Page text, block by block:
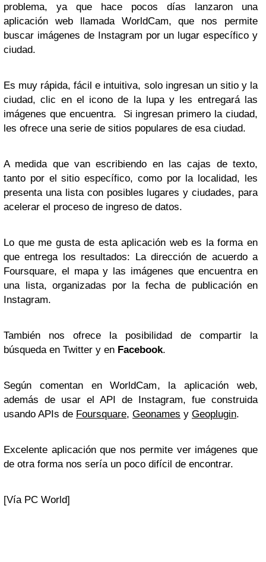
problema, ya que hace pocos días lanzaron una
aplicación web llamada WorldCam, que nos permite
buscar imágenes de Instagram por un lugar específico y
ciudad.
Es muy rápida, fácil e intuitiva, solo ingresan un sitio y la
ciudad, clic en el icono de la lupa y les entregará las
imágenes que encuentra. Si ingresan primero la ciudad,
les ofrece una serie de sitios populares de esa ciudad.
A medida que van escribiendo en las cajas de texto,
tanto por el sitio específico, como por la localidad, les
presenta una lista con posibles lugares y ciudades, para
acelerar el proceso de ingreso de datos.
Lo que me gusta de esta aplicación web es la forma en
que entrega los resultados: La dirección de acuerdo a
Foursquare, el mapa y las imágenes que encuentra en
una lista, organizadas por la fecha de publicación en
Instagram.
También nos ofrece la posibilidad de compartir la
búsqueda en Twitter y en Facebook.
Según comentan en WorldCam, la aplicación web,
además de usar el API de Instagram, fue construida
usando APIs de Foursquare, Geonames y Geoplugin.
Excelente aplicación que nos permite ver imágenes que
de otra forma nos sería un poco difícil de encontrar.
[Vía PC World]